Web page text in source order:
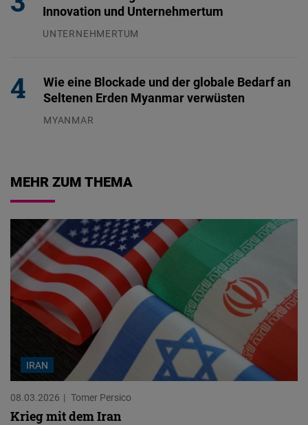
Innovation und Unternehmertum
UNTERNEHMERTUM
Wie eine Blockade und der globale Bedarf an
Seltenen Erden Myanmar verwüsten
MYANMAR
MEHR ZUM THEMA
IRAN
08.03.2026 Tomer Persico
Krieg mit dem Iran